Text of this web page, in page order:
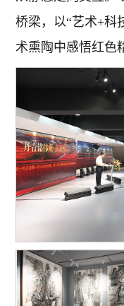
桥梁，以“艺术+科
术熏陶中感悟红色